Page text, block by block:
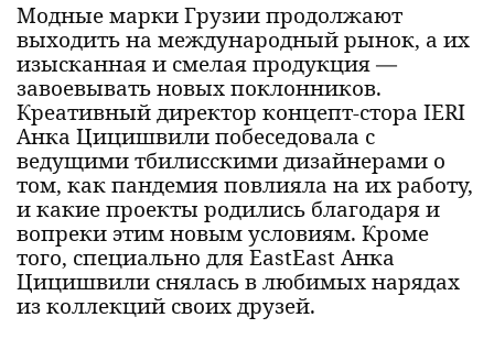
Модные марки Грузии продолжают
выходить на международный рынок, а их
изысканная и смелая продукция —
завоевывать новых поклонников.
Креативный директор концепт-стора IERI
Анка Цицишвили побеседовала с
ведущими тбилисскими дизайнерами о
том, как пандемия повлияла на их работу,
и какие проекты родились благодаря и
вопреки этим новым условиям. Кроме
того, специально для EastEast Анка
Цицишвили снялась в любимых нарядах
из коллекций своих друзей.